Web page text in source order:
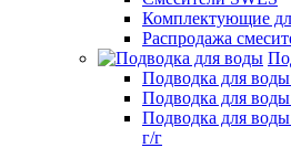
Комплектующие
Распродажа
Подводка для
Подводка для
Подводка для
г/г